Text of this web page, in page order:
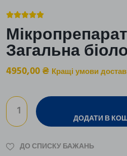

Загальна
4950,00₴ Кращі умови
ДОДАТИ В
ДО СПИСКУ БАЖАНЬ